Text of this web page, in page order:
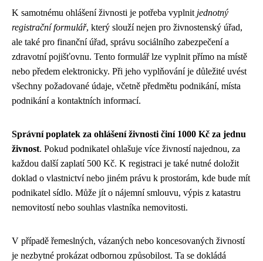
K samotnému ohlášení živnosti je potřeba vyplnit jednotný
registrační formulář, který slouží nejen pro živnostenský úřad,
ale také pro finanční úřad, správu sociálního zabezpečení a
zdravotní pojišťovnu. Tento formulář lze vyplnit přímo na místě
nebo předem elektronicky. Při jeho vyplňování je důležité uvést
všechny požadované údaje, včetně předmětu podnikání, místa
podnikání a kontaktních informací.
Správní poplatek za ohlášení živnosti činí 1000 Kč za jednu
živnost. Pokud podnikatel ohlašuje více živností najednou, za
každou další zaplatí 500 Kč. K registraci je také nutné doložit
doklad o vlastnictví nebo jiném právu k prostorám, kde bude mít
podnikatel sídlo. Může jít o nájemní smlouvu, výpis z katastru
nemovitostí nebo souhlas vlastníka nemovitosti.
V případě řemeslných, vázaných nebo koncesovaných živností
je nezbytné prokázat odbornou způsobilost. Ta se dokládá